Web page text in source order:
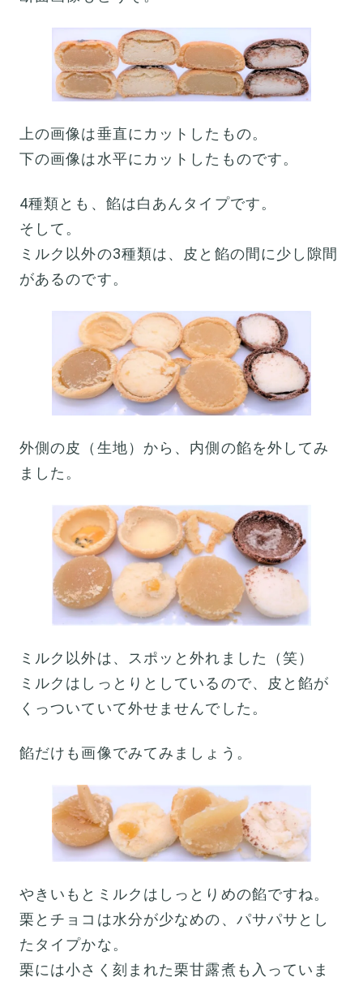
上の画像は垂直にカットしたもの。
下の画像は水平にカットしたものです。
4種類とも、餡は白あんタイプです。
そして。
ミルク以外の3種類は、皮と餡の間に少し隙間
があるのです。
外側の皮（生地）から、内側の餡を外してみ
ました。
ミルク以外は、スポッと外れました（笑）
ミルクはしっとりとしているので、皮と餡が
くっついていて外せませんでした。
餡だけも画像でみてみましょう。
やきいもとミルクはしっとりめの餡ですね。
栗とチョコは水分が少なめの、パサパサとし
たタイプかな。
栗には小さく刻まれた栗甘露煮も入っていま